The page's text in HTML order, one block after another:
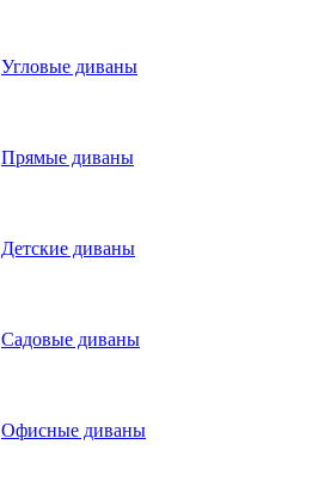
Угловые диваны
Прямые диваны
Детские диваны
Садовые диваны
Офисные диваны